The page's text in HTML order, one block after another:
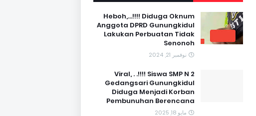
Heboh,...!!!! Diduga Oknum
Anggota DPRD Gunungkidul
Lakukan Perbuatan Tidak
Senonoh
نوفمبر 21, 2024
Viral, . .!!!! Siswa SMP N 2
Gedangsari Gunungkidul
Diduga Menjadi Korban
Pembunuhan Berencana
مايو 18, 2025